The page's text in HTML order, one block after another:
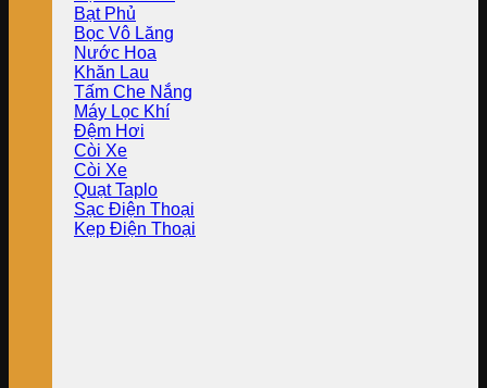
Bạt Phủ
Bọc Vô Lăng
Nước Hoa
Khăn Lau
Tấm Che Nắng
Máy Lọc Khí
Đệm Hơi
Còi Xe
Còi Xe
Quạt Taplo
Sạc Điện Thoại
Kẹp Điện Thoại